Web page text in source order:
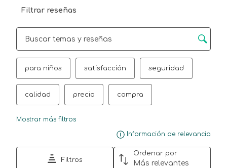
Filtrar reseñas
para niños satisfacción seguridad
calidad precio compra
Mostrar más filtros
Información de relevancia
Filtros
Ordenar por
Más relevantes